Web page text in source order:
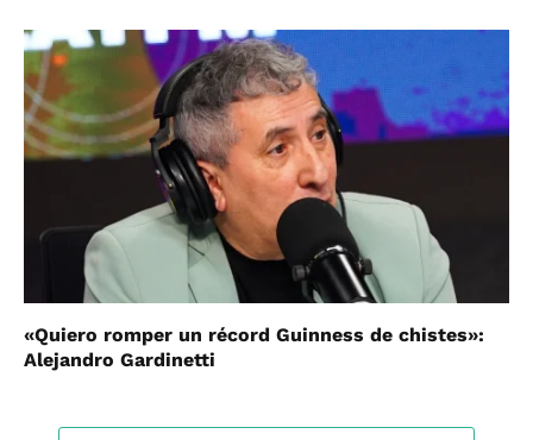
«Quiero romper un récord Guinness de chistes»:
Alejandro Gardinetti